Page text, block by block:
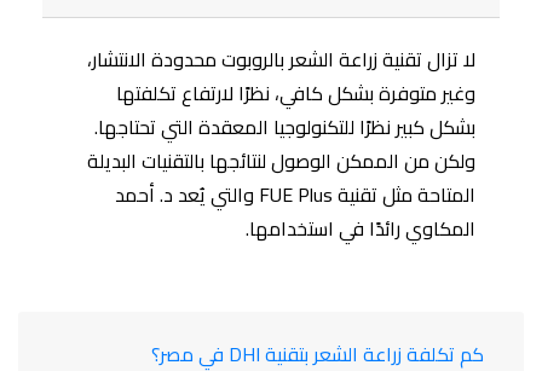
لا تزال تقنية زراعة الشعر بالروبوت محدودة الانتشار،
وغير متوفرة بشكل كافي، نظرًا لارتفاع تكلفتها
بشكل كبير نظرًا للتكنولوجيا المعقدة التي تحتاجها.
ولكن من الممكن الوصول لنتائجها بالتقنيات البديلة
المتاحة مثل تقنية FUE Plus والتي يُعد د. أحمد
المكاوي رائدًا في استخدامها.
كم تكلفة زراعة الشعر بتقنية DHI في مصر؟